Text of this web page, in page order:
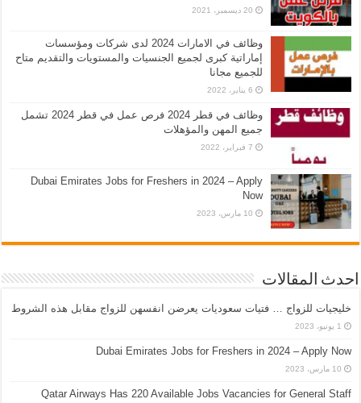
20 ديسمبر، 2021
وظائف في الامارات 2024 لدى شركات ومؤسسات
إماراتية كبرى لجميع الجنسيات والمستويات والتقديم متاح
للجميع مجانا
6 يناير، 2022
وظائف في قطر 2024 فرص عمل في قطر 2024 تشمل
جميع المهن والمؤهلات
7 فبراير، 2022
Dubai Emirates Jobs for Freshers in 2024 – Apply
Now
10 مارس، 2023
احدث المقالات
خليجيات للزواج … فتيات سعوديات يعرضن انفسهن للزواج مقابل هذه الشروط
1 يونيو، 2023
Dubai Emirates Jobs for Freshers in 2024 – Apply Now
10 مارس، 2023
Qatar Airways Has 220 Available Jobs Vacancies for General Staff